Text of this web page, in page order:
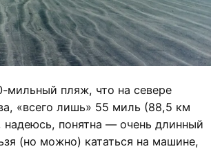
мильный пляж, что на севере
«всего лишь» 55 миль (88,5 км
понятна — очень длинный
(но можно) кататься на машине,